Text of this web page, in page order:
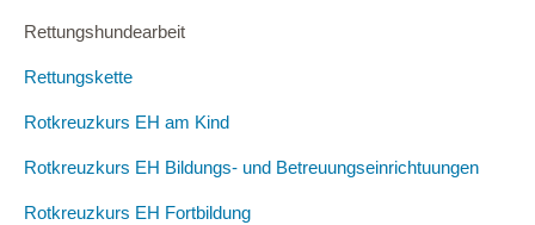
Rettungshundearbeit
Rettungskette
Rotkreuzkurs EH am Kind
Rotkreuzkurs EH Bildungs- und Betreuungseinrichtuungen
Rotkreuzkurs EH Fortbildung